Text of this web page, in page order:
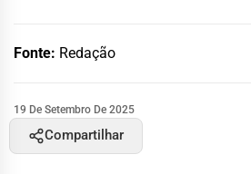
Fonte: Redação
19 De Setembro De 2025
Compartilhar